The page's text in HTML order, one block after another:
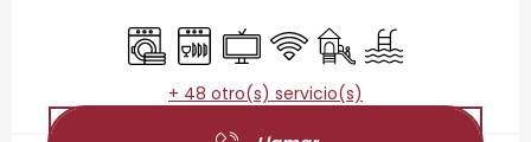
LavadoraLavavajillas
Televisión
Wifi Juegos infantiles /
Piscina
+ 48 otro(s) servicio(s)